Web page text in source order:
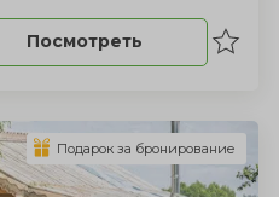
Посмотреть
Подарок за бронирование